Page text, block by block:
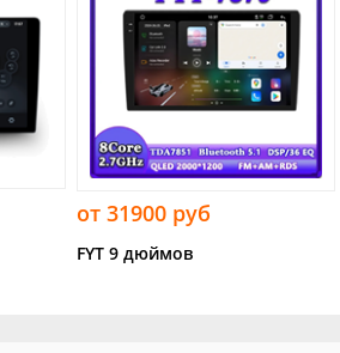
от 31900 руб
FYT 9 дюймов